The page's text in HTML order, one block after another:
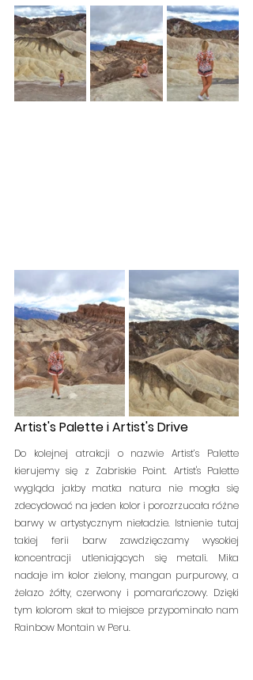
Artist's Palette i Artist's Drive
Do kolejnej atrakcji o nazwie Artist’s Palette
kierujemy się z Zabriskie Point. Artist's Palette
wygląda jakby matka natura nie mogła się
zdecydować na jeden kolor i porozrzucała różne
barwy w artystycznym nieładzie. Istnienie tutaj
takiej ferii barw zawdzięczamy wysokiej
koncentracji utleniających się metali. Mika
nadaje im kolor zielony, mangan purpurowy, a
żelazo żółty, czerwony i pomarańczowy. Dzięki
tym kolorom skał to miejsce przypominało nam
Rainbow Montain w Peru.